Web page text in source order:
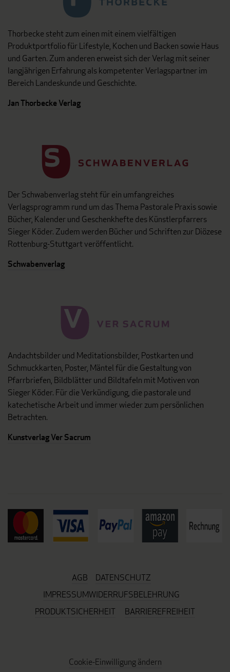
Thorbecke steht zum einen mit einem vielfältigen
Produktportfolio für Lifestyle, Kochen und Backen sowie Haus
und Garten. Zum anderen erweist sich der Verlag mit seiner
langjährigen Erfahrung als kompetenter Verlagspartner im
Bereich Landeskunde und Geschichte.
Jan Thorbecke Verlag
Der Schwabenverlag steht für ein umfangreiches
Verlagsprogramm rund um das Thema Pastorale Praxis sowie
Bücher, Kalender und Geschenkhefte des Künstlerpfarrers
Sieger Köder. Zudem werden Bücher und Schriften zur Diözese
Rottenburg-Stuttgart veröffentlicht.
Schwabenverlag
Andachtsbilder und Meditationsbilder, Postkarten und
Schmuckkarten, Poster, Mäntel für die Gestaltung von
Pfarrbriefen, Bildblätter und Bildtafeln mit Motiven von
Sieger Köder. Für die Verkündigung, die pastorale und
katechetische Arbeit und immer wieder zum persönlichen
Betrachten.
Kunstverlag Ver Sacrum
AGB
DATENSCHUTZ
IMPRESSUMWIDERRUFSBELEHRUNG
PRODUKTSICHERHEIT
BARRIEREFREIHEIT
Cookie-Einwilligung ändern